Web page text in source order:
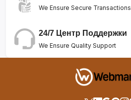
We Ensure Secure Transactions
24/7 Центр Поддержки
We Ensure Quality Support